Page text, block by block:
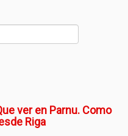
ver en Parnu. Como
Riga